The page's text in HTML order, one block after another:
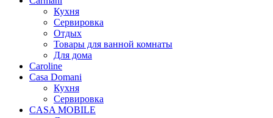
Кухня
Сервировка
Отдых
Товары для ванной комнаты
Для дома
Caroline
Casa Domani
Кухня
Сервировка
CASA MOBILE